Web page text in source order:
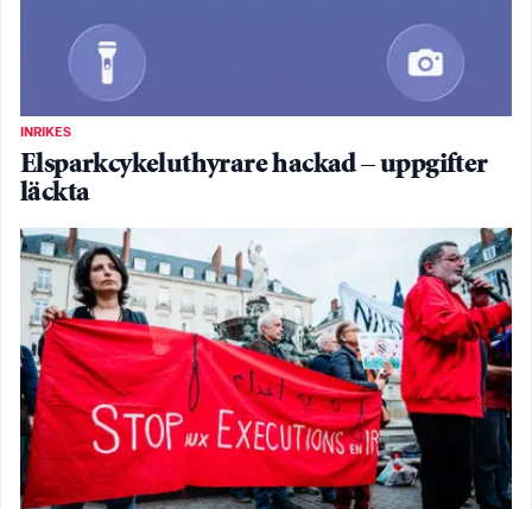
INRIKES
Elsparkcykeluthyrare hackad – uppgifter
läckta